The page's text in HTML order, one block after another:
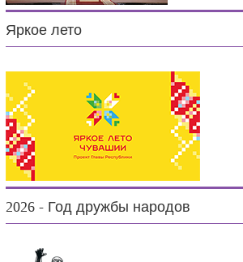
Яркое лето
2026 - Год дружбы народов